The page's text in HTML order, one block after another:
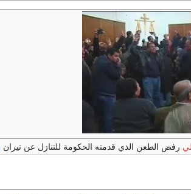
رفض الطعن الذي قدمته الحكومة للتنازل عن تيران